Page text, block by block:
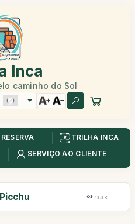
Inca
caminho do Sol
RESERVA
TRILHA INCA
SERVIÇO AO CLIENTE
43,3K